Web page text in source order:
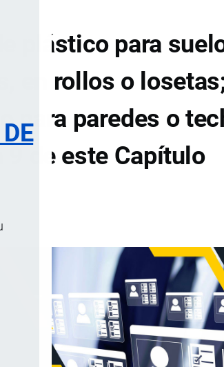
plástico para
en rollos o
para paredes o
9 de este Capítulo